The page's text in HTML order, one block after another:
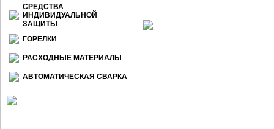
СРЕДСТВА
ИНДИВИДУАЛЬНОЙ
ЗАЩИТЫ
ГОРЕЛКИ
РАСХОДНЫЕ МАТЕРИАЛЫ
АВТОМАТИЧЕСКАЯ СВАРКА